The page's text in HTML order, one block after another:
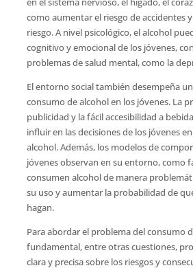
como aumentar el riesgo de accidentes
riesgo. A nivel psicológico, el alcohol
cognitivo y emocional de los jóvenes,
problemas de salud mental, como la
El entorno social también desempeña
consumo de alcohol en los jóvenes. La
publicidad y la fácil accesibilidad a
influir en las decisiones de los jóvenes
alcohol. Además, los modelos de
jóvenes observan en su entorno, como
consumen alcohol de manera
su uso y aumentar la probabilidad de
hagan.
Para abordar el problema del consumo
fundamental, entre otras cuestiones,
clara y precisa sobre los riesgos y